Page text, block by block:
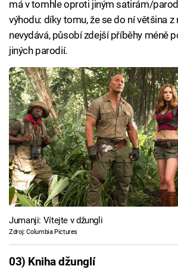
má v tomhle oproti jiným satirám/
výhodu: díky tomu, že se do ní většina z
nevydává, působí zdejší příběhy méně
jiných parodií.
Jumanji: Vítejte v džungli
Zdroj: Columbia Pictures
03) Kniha džunglí